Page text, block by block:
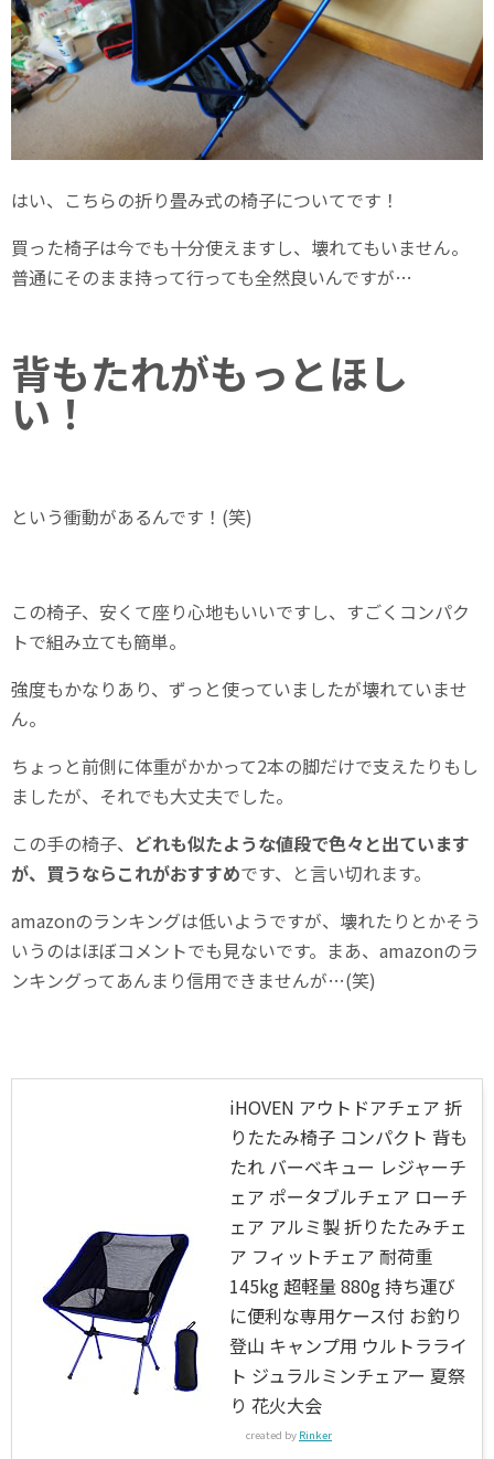
はい、こちらの折り畳み式の椅子についてです！
買った椅子は今でも十分使えますし、壊れてもいません。
普通にそのまま持って行っても全然良いんですが…
背もたれがもっとほし
い！
という衝動があるんです！(笑)
この椅子、安くて座り心地もいいですし、すごくコンパク
トで組み立ても簡単。
強度もかなりあり、ずっと使っていましたが壊れていませ
ん。
ちょっと前側に体重がかかって2本の脚だけで支えたりもし
ましたが、それでも大丈夫でした。
この手の椅子、 どれも似たような値段で色々と出ています
が、買うならこれがおすすめです、と言い切れます。
amazonのランキングは低いようですが、壊れたりとかそう
いうのはほぼコメントでも見ないです。まあ、amazonのラ
ンキングってあんまり信用できませんが…(笑)
iHOVEN アウトドアチェア 折
りたたみ椅子 コンパクト 背も
たれ バーベキュー レジャーチ
ェア ポータブルチェア ローチ
ェア アルミ製 折りたたみチェ
ア フィットチェア 耐荷重
145kg 超軽量 880g 持ち運び
に便利な専用ケース付 お釣り
登山 キャンプ用 ウルトラライ
ト ジュラルミンチェアー 夏祭
り 花火大会
created by Rinker